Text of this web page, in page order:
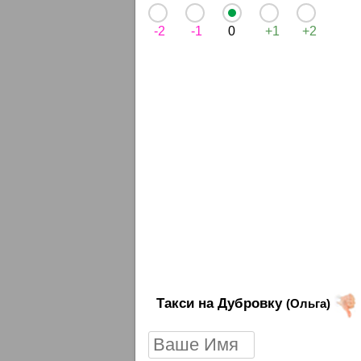
-2 -1 0 +1 +2
Такси на Дубровку (Ольга)